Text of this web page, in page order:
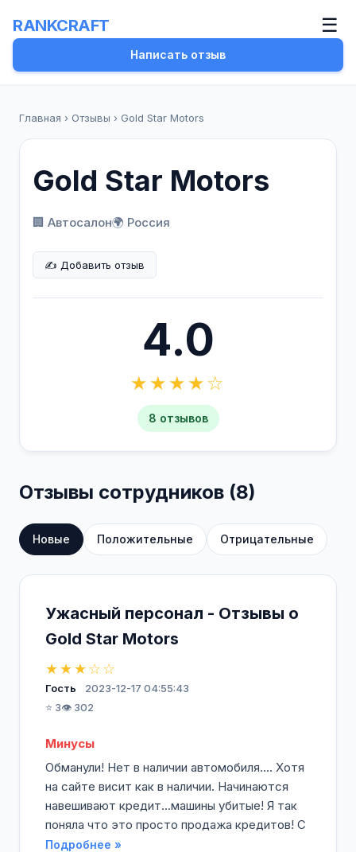
RANKCRAFT ☰
Написать отзыв
Главная › Отзывы › Gold Star Motors
Gold Star Motors
🏢 Автосалон🌍 Россия
✍️ Добавить отзыв
4.0
★★★★☆
8 отзывов
Отзывы сотрудников (8)
Новые Положительные Отрицательные
Ужасный персонал - Отзывы о
Gold Star Motors
★★★☆☆
Гость
2023-12-17 04:55:43
⭐ 3👁️ 302
Минусы
Обманули! Нет в наличии автомобиля.... Хотя
на сайте висит как в наличии. Начинаются
навешивают кредит...машины убитые! Я так
поняла что это просто продажа кредитов! С
Подробнее »